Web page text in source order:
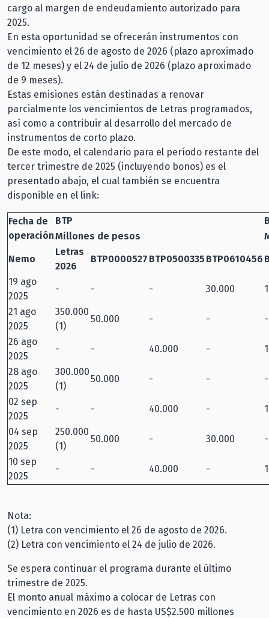
cargo al margen de endeudamiento autorizado para
2025.
En esta oportunidad se ofrecerán instrumentos con
vencimiento el 26 de agosto de 2026 (plazo aproximado
de 12 meses) y el 24 de julio de 2026 (plazo aproximado
de 9 meses).
Estas emisiones están destinadas a renovar
parcialmente los vencimientos de Letras programados,
así como a contribuir al desarrollo del mercado de
instrumentos de corto plazo.
De este modo, el calendario para el período restante del
tercer trimestre de 2025 (incluyendo bonos) es el
presentado abajo, el cual también se encuentra
disponible en el link:
Fecha de
operación
BTP
Millones de pesos
Nemo
Letras
2026
BTP0000527 BTP0500335 BTP0610456
19 ago
2025
- - - 30.000
21 ago
2025
350.000
(1)
50.000 - -
-
26 ago
2025
- - 40.000 -
28 ago
2025
300.000
(1)
50.000 - -
-
02 sep
2025
- - 40.000 -
04 sep
2025
250.000
(1)
50.000 - 30.000
-
10 sep
2025
- - 40.000 -
Nota:
(1) Letra con vencimiento el 26 de agosto de 2026.
(2) Letra con vencimiento el 24 de julio de 2026.
Se espera continuar el programa durante el último
trimestre de 2025.
El monto anual máximo a colocar de Letras con
vencimiento en 2026 es de hasta US$2.500 millones